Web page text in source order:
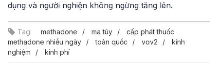
dụng và người nghiện không ngừng tăng lên.
Tag: methadone ma túy
cấp phát thuốc
methadone nhiều ngày
toàn quốc vov2
kinh
nghiệm
kinh phí